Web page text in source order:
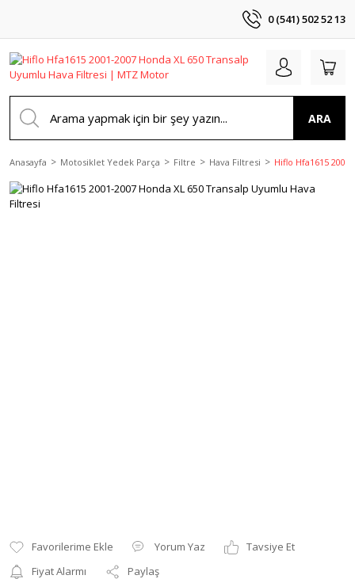
0 (541) 502 52 13
ARA
Anasayfa Motosiklet Yedek Parça Filtre Hava Filtresi Hiflo Hfa1615
Yorum Yaz
Tavsiye Et
Fiyat Alarmı
Paylaş